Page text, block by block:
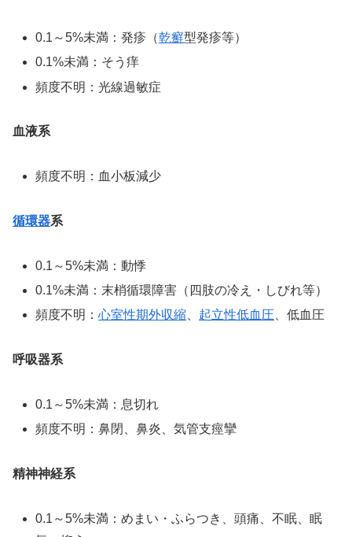
0.1～5%未満：発疹（乾癬型発疹等）
0.1%未満：そう痒
頻度不明：光線過敏症
血液系
頻度不明：血小板減少
循環器系
0.1～5%未満：動悸
0.1%未満：末梢循環障害（四肢の冷え・しびれ等）
頻度不明：心室性期外収縮 起立性低血圧 、低血圧
呼吸器系
0.1～5%未満：息切れ
頻度不明：鼻閉、鼻炎、気管支痙攣
精神神経系
0.1～5%未満：めまい・ふらつき、頭痛、不眠、眠